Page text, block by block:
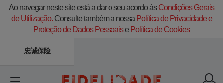
Ao navegar neste site está a dar o seu acordo àsCondições Gerais
de Utilização.Consulte também a nossa Política de Privacidade e
Proteção de Dados Pessoaise Política de Cookies
忠诚保险